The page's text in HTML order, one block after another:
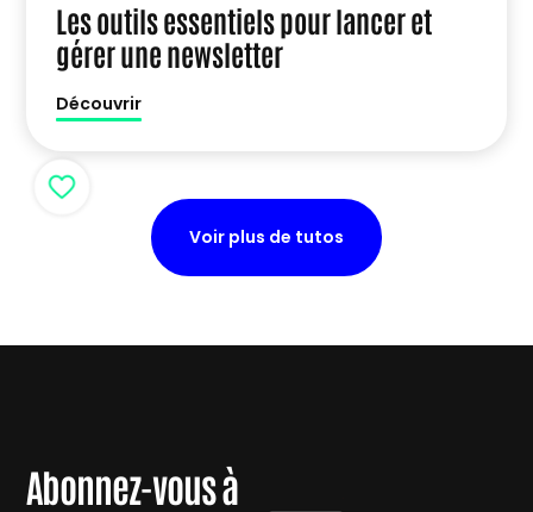
Les outils essentiels pour lancer et
gérer une newsletter
Découvrir
Voir plus de tutos
Abonnez-vous à